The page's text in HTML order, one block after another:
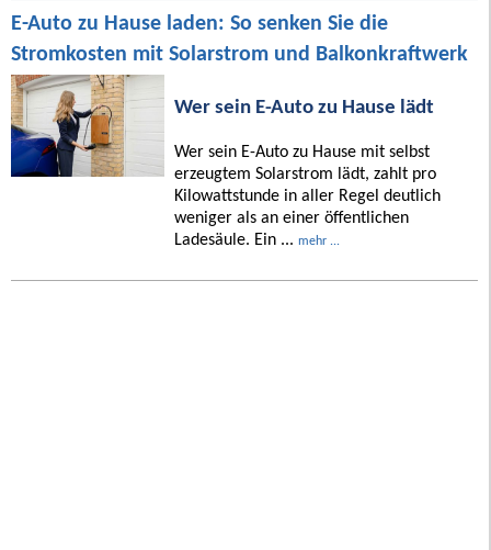
E-Auto zu Hause laden: So senken Sie die
Stromkosten mit Solarstrom und Balkonkraftwerk
Wer sein E-Auto zu Hause lädt
Wer sein E-Auto zu Hause mit selbst
erzeugtem Solarstrom lädt, zahlt pro
Kilowattstunde in aller Regel deutlich
weniger als an einer öffentlichen
Ladesäule. Ein ... mehr ...